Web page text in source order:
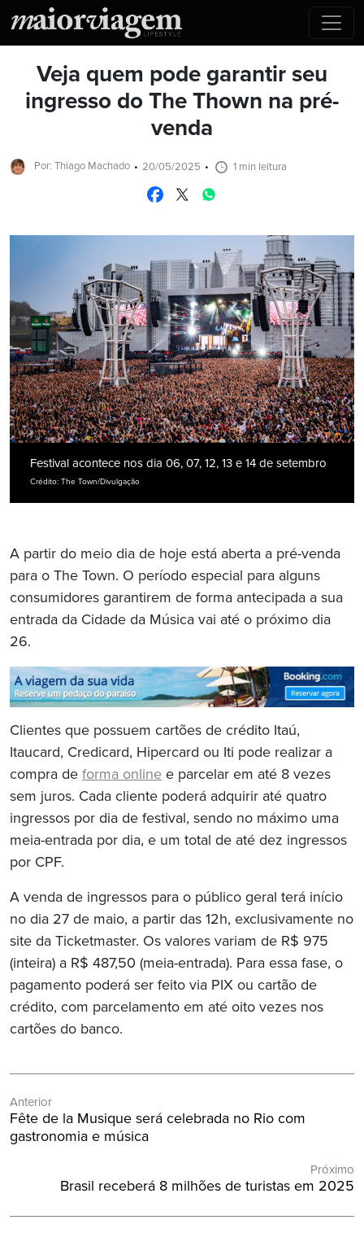
Veja quem pode garantir seu
ingresso do The Thown na pré-
venda
Por: Thiago Machado 20/05/2025 1 min leitura
Festival acontece nos dia 06, 07, 12, 13 e 14 de setembro
Crédito: The Town/Divulgação
A partir do meio dia de hoje está aberta a pré-venda
para o The Town. O período especial para alguns
consumidores garantirem de forma antecipada a sua
entrada da Cidade da Música vai até o próximo dia
26.
Clientes que possuem cartões de crédito Itaú,
Itaucard, Credicard, Hipercard ou Iti pode realizar a
compra de forma online e parcelar em até 8 vezes
sem juros. Cada cliente poderá adquirir até quatro
ingressos por dia de festival, sendo no máximo uma
meia-entrada por dia, e um total de até dez ingressos
por CPF.
A venda de ingressos para o público geral terá início
no dia 27 de maio, a partir das 12h, exclusivamente no
site da Ticketmaster. Os valores variam de R$ 975
(inteira) a R$ 487,50 (meia-entrada). Para essa fase, o
pagamento poderá ser feito via PIX ou cartão de
crédito, com parcelamento em até oito vezes nos
cartões do banco.
de
Post
Anterior
Post
Anterior:
Fête de la Musique será celebrada no Rio com
gastronomia e música
Próximo
Próximo
Brasil receberá 8 milhões de turistas em 2025